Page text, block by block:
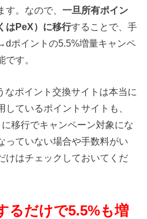
す。なので、一旦所有ポイン
はPeX）に移行することで、手
ポイントの5.5%増量キャンペ
す。
なポイント交換サイトは本当に
ているポイントサイトも、
移行でキャンペーン対象にな
っていない場合や手数料がい
けはチェックしておいてくだ
るだけで5.5%も増